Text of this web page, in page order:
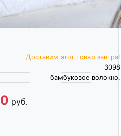
Доставим этот товар завтра!
3098
бамбуковое волокно,
руб.